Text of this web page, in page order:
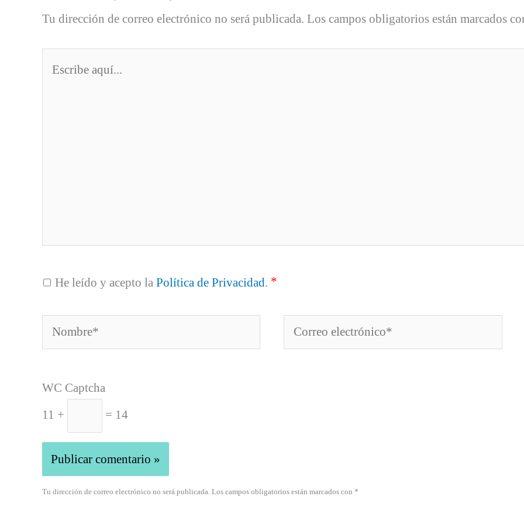
Tu dirección de correo electrónico no será publicada. Los campos obligatorios están marcados
He leído y acepto la Política de Privacidad. *
Nombre*
Correo
electrónico*
WC Captcha
11 +
= 14
Tu dirección de correo electrónico no será publicada. Los campos obligatorios están marcados con *